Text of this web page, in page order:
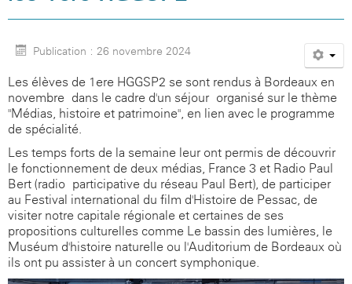
Publication : 26 novembre 2024
Les élèves de 1ere HGGSP2 se sont rendus à Bordeaux en
novembre dans le cadre d'un séjour organisé sur le thème
"Médias, histoire et patrimoine", en lien avec le programme
de spécialité.
Les temps forts de la semaine leur ont permis de découvrir
le fonctionnement de deux médias, France 3 et Radio Paul
Bert (radio participative du réseau Paul Bert), de participer
au Festival international du film d'Histoire de Pessac, de
visiter notre capitale régionale et certaines de ses
propositions culturelles comme Le bassin des lumières, le
Muséum d'histoire naturelle ou l'Auditorium de Bordeaux où
ils ont pu assister à un concert symphonique.